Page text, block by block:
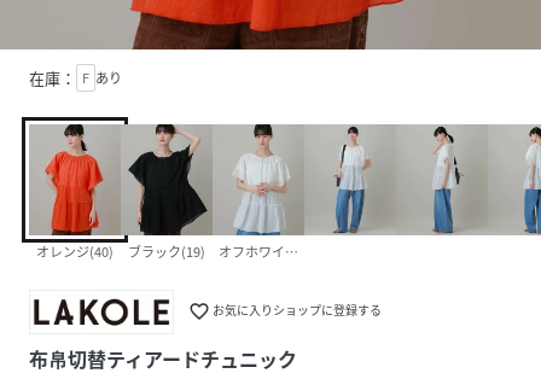
在庫： F あり
オレンジ(40) ブラック(19) オフホワイト(11)
favorite_border お気に入りショップに登録する
布帛切替ティアードチュニック